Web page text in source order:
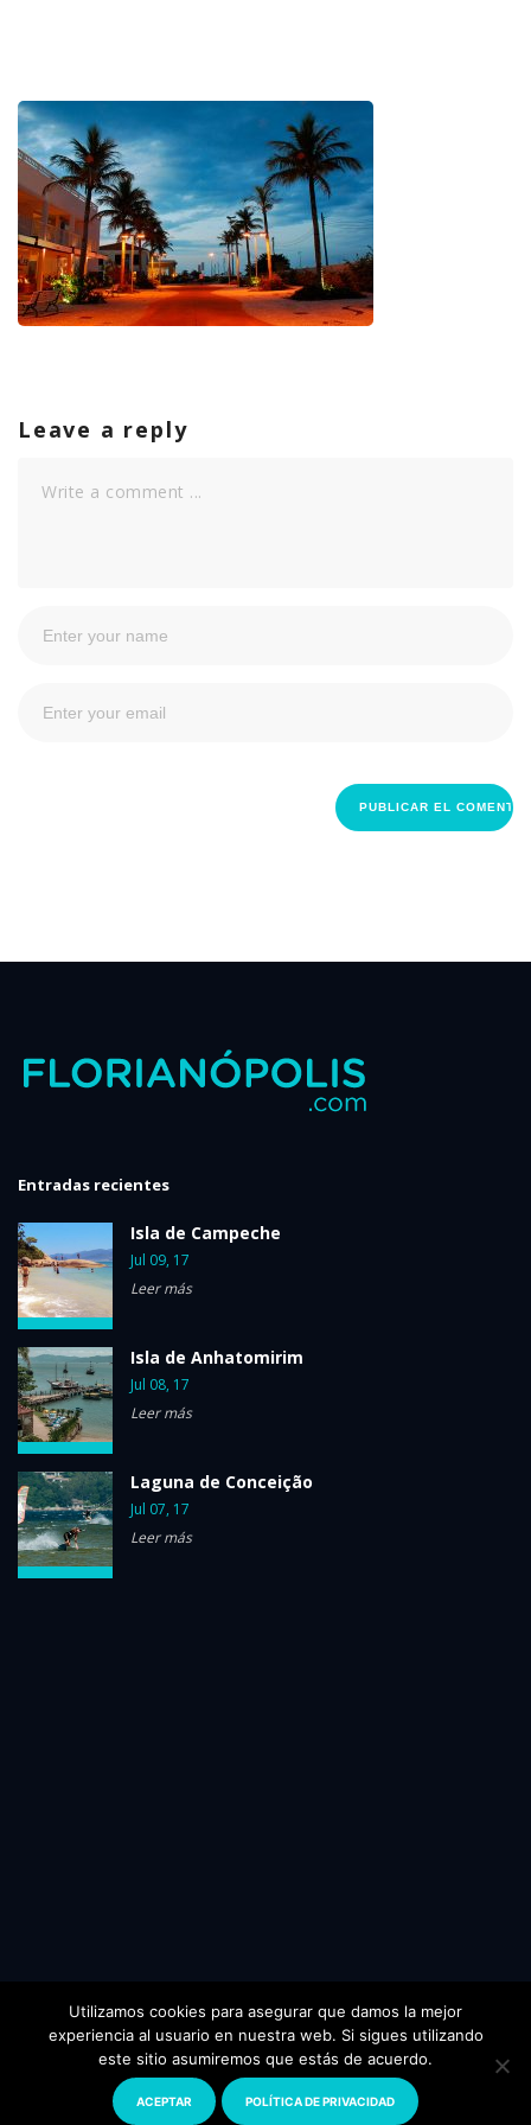
Leave a reply
Entradas recientes
Isla de Campeche
Jul 09, 17
Leer más
Isla de Anhatomirim
Jul 08, 17
Leer más
Laguna de Conceição
Jul 07, 17
Leer más
© 2024 Todos los derechos reservados.
www.florianopolis.com
Utilizamos cookies para asegurar que damos la mejor
experiencia al usuario en nuestra web. Si sigues utilizando
este sitio asumiremos que estás de acuerdo.
ACEPTAR POLÍTICA DE PRIVACIDAD